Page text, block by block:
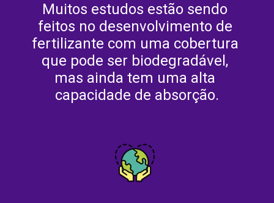
Muitos estudos estão sendo
feitos no desenvolvimento de
fertilizante com uma cobertura
que pode ser biodegradável,
mas ainda tem uma alta
capacidade de absorção.